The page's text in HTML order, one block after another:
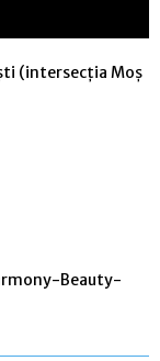
(intersecția Moș
Beauty-